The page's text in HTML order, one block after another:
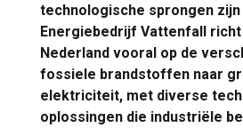
technologische sprongen
Energiebedrijf Vattenfall richt
Nederland vooral op de
fossiele brandstoffen naar
elektriciteit, met diverse
oplossingen die industriële